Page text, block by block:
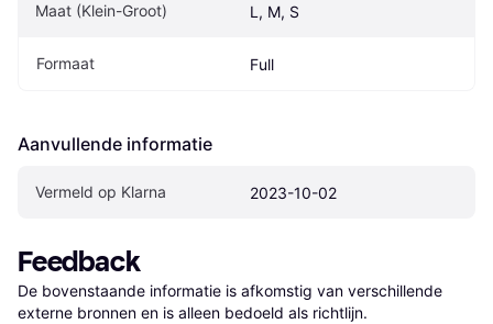
Maat (Klein-Groot) L, M, S
Formaat Full
Aanvullende informatie
Vermeld op Klarna 2023-10-02
Feedback
De bovenstaande informatie is afkomstig van verschillende
externe bronnen en is alleen bedoeld als richtlijn.